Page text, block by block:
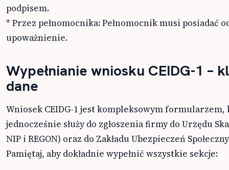
podpisem.
* Przez pełnomocnika: Pełnomocnik musi posiadać
upoważnienie.
Wypełnianie wniosku CEIDG-1 –
dane
Wniosek CEIDG-1 jest kompleksowym
jednocześnie służy do zgłoszenia firmy do Urzędu
NIP i REGON) oraz do Zakładu Ubezpieczeń
Pamiętaj, aby dokładnie wypełnić wszystkie sekcje: